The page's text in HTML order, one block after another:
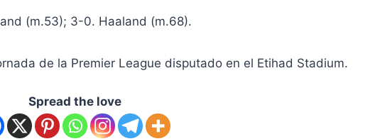
(m.53); 3-0. Haaland (m.68).
de la Premier League disputado en el Etihad Stadium.
Spread the love